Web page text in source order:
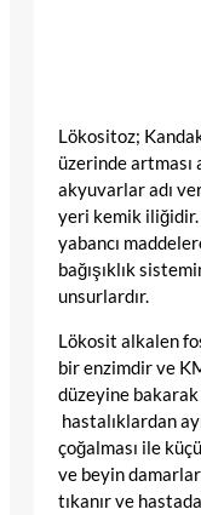
Lökositoz;
üzerinde artması
akyuvarlar adı
yeri kemik iliğidir.
yabancı
bağışıklık
unsurlardır.
Lökosit alkalen
bir enzimdir ve
düzeyine
hastalıklardan
çoğalması ile
ve beyin
tıkanır ve